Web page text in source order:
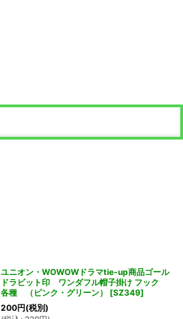
ユニオン・WOWOWドラマtie-up商品ゴール
ドラビット印 ワンダフル帽子掛け フック
各種 （ピンク・グリーン）
[SZ349]
200円(税別)